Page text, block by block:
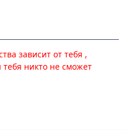
зависит от тебя ,
никто не сможет